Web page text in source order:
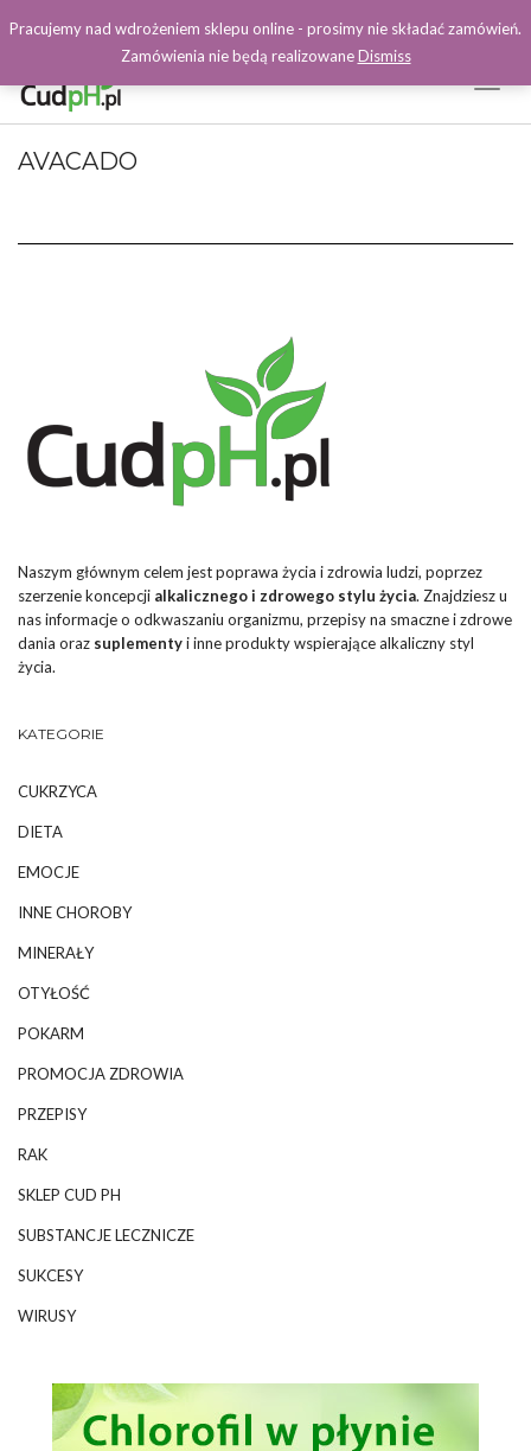
Facebook
AVACADO
Naszym głównym celem jest poprawa życia i zdrowia ludzi, poprzez
szerzenie koncepcji alkalicznego i zdrowego stylu życia. Znajdziesz u
nas informacje o odkwaszaniu organizmu, przepisy na smaczne i zdrowe
dania oraz suplementyi inne produkty wspierające alkaliczny styl
życia.
KATEGORIE
CUKRZYCA
DIETA
EMOCJE
INNE CHOROBY
MINERAŁY
OTYŁOŚĆ
POKARM
PROMOCJA ZDROWIA
PRZEPISY
RAK
SKLEP CUD PH
SUBSTANCJE LECZNICZE
SUKCESY
WIRUSY
Pracujemy nad wdrożeniem sklepu online - prosimy nie składać zamówień.
Zamówienia nie będą realizowaneDismiss